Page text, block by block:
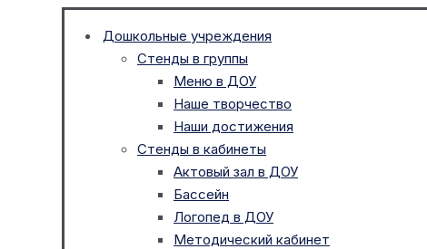
Дошкольные учреждения
Стенды в группы
Меню в ДОУ
Наше творчество
Наши достижения
Стенды в кабинеты
Актовый зал в ДОУ
Бассейн
Логопед в ДОУ
Методический кабинет